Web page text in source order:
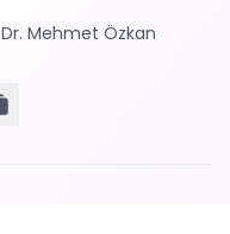
Dr. Mehmet Özkan